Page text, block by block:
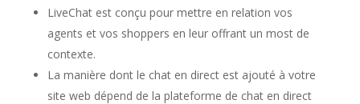
LiveChat est conçu pour mettre en relation vos
agents et vos shoppers en leur offrant un most de
contexte.
La manière dont le chat en direct est ajouté à votre
site web dépend de la plateforme de chat en direct